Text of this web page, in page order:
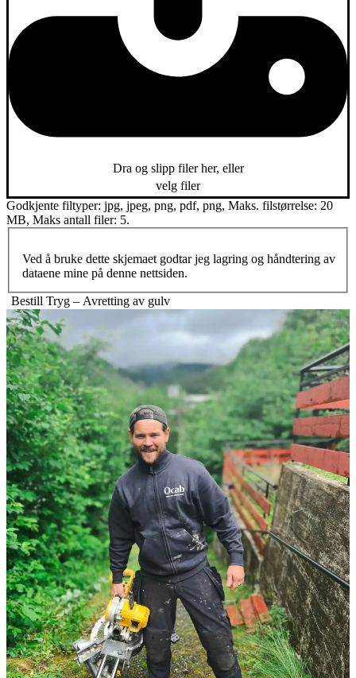
Dra og slipp filer her, eller
velg filer
Godkjente filtyper: jpg, jpeg, png, pdf, png, Maks. filstørrelse: 20
MB, Maks antall filer: 5.
Ved å bruke dette skjemaet godtar jeg lagring og håndtering av
dataene mine på denne nettsiden.